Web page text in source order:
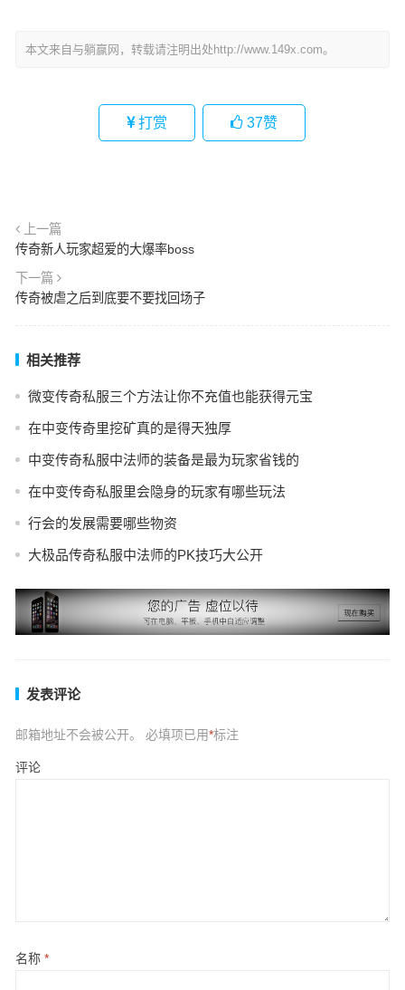
本文来自与躺赢网，转载请注明出处http://www.149x.com。
打赏 37赞
上一篇
传奇新人玩家超爱的大爆率boss
下一篇
传奇被虐之后到底要不要找回场子
相关推荐
微变传奇私服三个方法让你不充值也能获得元宝
在中变传奇里挖矿真的是得天独厚
中变传奇私服中法师的装备是最为玩家省钱的
在中变传奇私服里会隐身的玩家有哪些玩法
行会的发展需要哪些物资
大极品传奇私服中法师的PK技巧大公开
发表评论
邮箱地址不会被公开。 必填项已用*标注
评论
名称 *